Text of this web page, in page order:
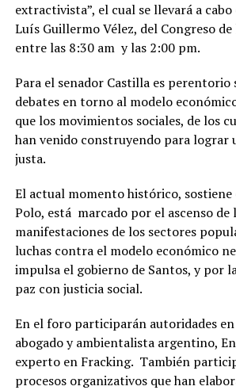
extractivista”, el cual se llevará a
Luís Guillermo Vélez, del Congreso de
entre las 8:30 am y las 2:00 pm.
Para el senador Castilla es perentorio
debates en torno al modelo
que los movimientos sociales, de los
han venido construyendo para lograr
justa.
El actual momento histórico, sostiene
Polo, está marcado por el ascenso de
manifestaciones de los sectores
luchas contra el modelo económico
impulsa el gobierno de Santos, y por
paz con justicia social.
En el foro participarán autoridades
abogado y ambientalista argentino,
experto en Fracking. También
procesos organizativos que han